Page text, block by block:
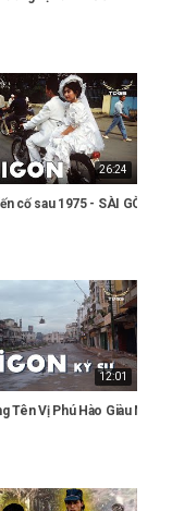
sợ ra sao?
26:24
cố sau 1975 - SÀI GÒN
Xưa
12:01
Tên Vị Phú Hào Giàu Nhì